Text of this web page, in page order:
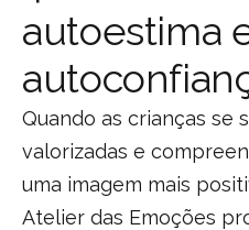
autoestima
Quando as crianças se
valorizadas e
uma imagem mais
Atelier das Emoções